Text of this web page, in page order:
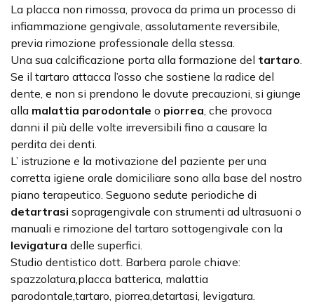
La placca non rimossa, provoca da prima un processo di
infiammazione gengivale, assolutamente reversibile,
previa rimozione professionale della stessa.
Una sua calcificazione porta alla formazione del tartaro
Se il tartaro attacca l’osso che sostiene la radice del
dente, e non si prendono le dovute precauzioni, si giunge
alla malattia parodontale o piorrea , che provoca
danni il più delle volte irreversibili fino a causare la
perdita dei denti.
L’ istruzione e la motivazione del paziente per una
corretta igiene orale domiciliare sono alla base del nostro
piano terapeutico. Seguono sedute periodiche di
detartrasi sopragengivale con strumenti ad ultrasuoni o
manuali e rimozione del tartaro sottogengivale con la
levigatura delle superfici.
Studio dentistico dott. Barbera parole chiave:
spazzolatura,placca batterica, malattia
parodontale,tartaro, piorrea,detartasi, levigatura.